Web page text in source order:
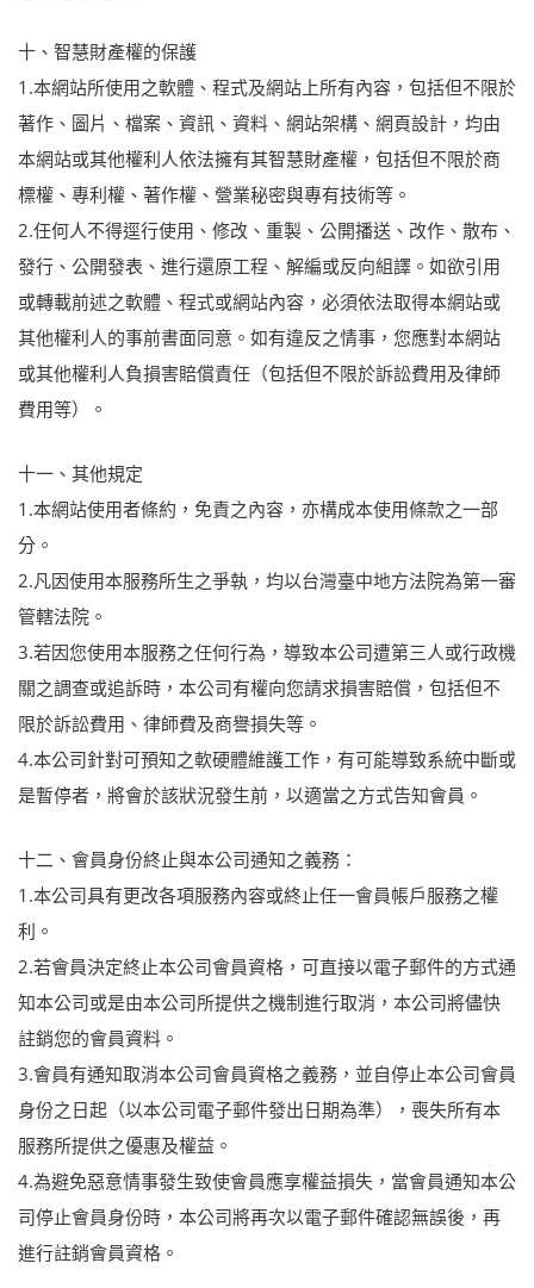
十、智慧財產權的保護
1.本網站所使用之軟體、程式及網站上所有內容，包括但不限於
著作、圖片、檔案、資訊、資料、網站架構、網頁設計，均由
本網站或其他權利人依法擁有其智慧財產權，包括但不限於商
標權、專利權、著作權、營業秘密與專有技術等。
2.任何人不得逕行使用、修改、重製、公開播送、改作、散布、
發行、公開發表、進行還原工程、解編或反向組譯。如欲引用
或轉載前述之軟體、程式或網站內容，必須依法取得本網站或
其他權利人的事前書面同意。如有違反之情事，您應對本網站
或其他權利人負損害賠償責任（包括但不限於訴訟費用及律師
費用等）。
十一、其他規定
1.本網站使用者條約，免責之內容，亦構成本使用條款之一部
分。
2.凡因使用本服務所生之爭執，均以台灣臺中地方法院為第一審
管轄法院。
3.若因您使用本服務之任何行為，導致本公司遭第三人或行政機
關之調查或追訴時，本公司有權向您請求損害賠償，包括但不
限於訴訟費用、律師費及商譽損失等。
4.本公司針對可預知之軟硬體維護工作，有可能導致系統中斷或
是暫停者，將會於該狀況發生前，以適當之方式告知會員。
十二、會員身份終止與本公司通知之義務：
1.本公司具有更改各項服務內容或終止任一會員帳戶服務之權
利。
2.若會員決定終止本公司會員資格，可直接以電子郵件的方式通
知本公司或是由本公司所提供之機制進行取消，本公司將儘快
註銷您的會員資料。
3.會員有通知取消本公司會員資格之義務，並自停止本公司會員
身份之日起（以本公司電子郵件發出日期為準），喪失所有本
服務所提供之優惠及權益。
4.為避免惡意情事發生致使會員應享權益損失，當會員通知本公
司停止會員身份時，本公司將再次以電子郵件確認無誤後，再
進行註銷會員資格。